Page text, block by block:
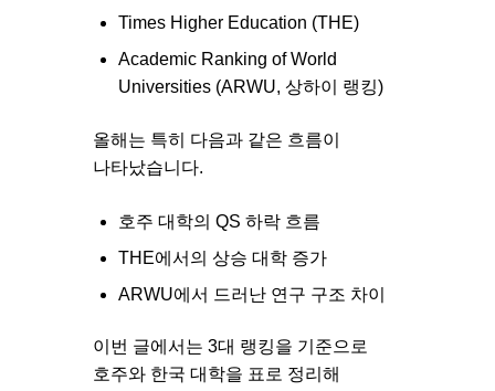
Times Higher Education (THE)
Academic Ranking of World
Universities (ARWU, 상하이 랭킹)
올해는 특히 다음과 같은 흐름이
나타났습니다.
호주 대학의 QS 하락 흐름
THE에서의 상승 대학 증가
ARWU에서 드러난 연구 구조 차이
이번 글에서는 3대 랭킹을 기준으로
호주와 한국 대학을 표로 정리해